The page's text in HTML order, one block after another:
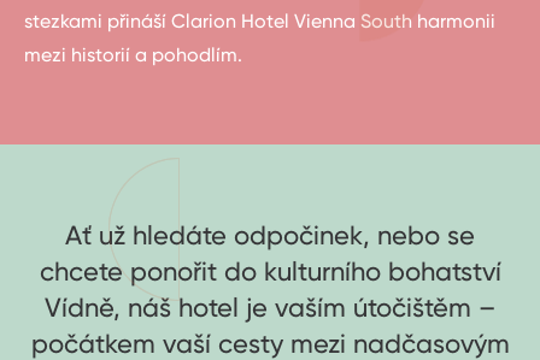
stezkami přináší Clarion Hotel Vienna South harmonii
mezi historií a pohodlím.
Ať už hledáte odpočinek, nebo se
chcete ponořit do kulturního bohatství
Vídně, náš hotel je vaším útočištěm –
počátkem vaší cesty mezi nadčasovým